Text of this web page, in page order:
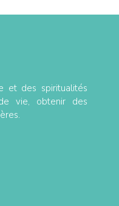
et des spiritualités
vie, obtenir des